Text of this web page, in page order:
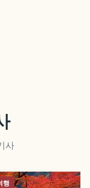
사
행